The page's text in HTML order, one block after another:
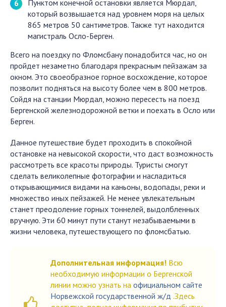
Пунктом конечной остановки является Мюрдал,
который возвышается над уровнем моря на целых
865 метров 50 сантиметров. Также тут находится
магистраль Осло-Берген.
Всего на поездку по Фломсбану понадобится час, но он
пройдет незаметно благодаря прекрасным пейзажам за
окном. Это своеобразное горное восхождение, которое
позволит подняться на высоту более чем в 800 метров.
Сойдя на станции Мюрдал, можно пересесть на поезд
Бергенской железнодорожной ветки и поехать в Осло или
Берген.
Данное путешествие будет проходить в спокойной
остановке на невысокой скорости, что даст возможность
рассмотреть все красоты природы. Туристы смогут
сделать великолепные фотографии и насладиться
открывающимися видами на каньоны, водопады, реки и
множество иных пейзажей. Не менее увлекательным
станет преодоление горных тоннелей, выдолбленных
вручную. Эти 60 минут пути станут незабываемыми в
жизни человека, путешествующего по фломсбатью.
Дополнительная информация! Всю
необходимую информации о Бергенской
линии можно узнать на официальном сайте
Норвежской государственной ж/д .Здесь